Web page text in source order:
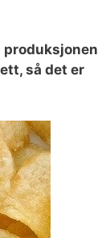
produksjonen
så det er